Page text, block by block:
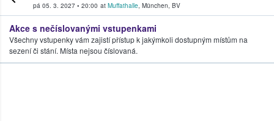
pá 05. 3. 2027 • 20:00 at Muffathalle, München, BV
Akce s nečíslovanými vstupenkami
Všechny vstupenky vám zajistí přístup k jakýmkoli dostupným místům na
sezení či stání. Místa nejsou číslovaná.